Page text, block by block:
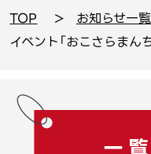
TOP
お知らせ一覧
イベント「おこさらまん